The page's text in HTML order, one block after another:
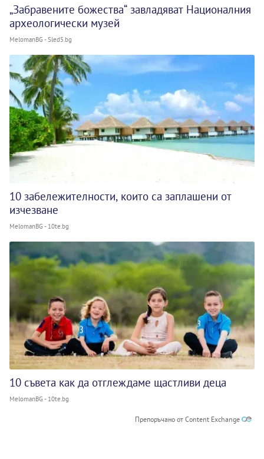
„Забравените божества“ завладяват Националния
археологически музей
MelomanBG - Sled5.bg
10 забележителности, които са заплашени от
изчезване
MelomanBG - 10te.bg
10 съвета как да отглеждаме щастливи деца
MelomanBG - 10te.bg
Препоръчано от Content Exchange